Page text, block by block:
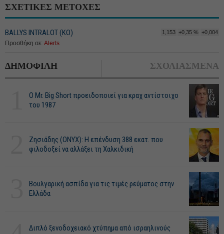
ΣΧΕΤΙΚΕΣ ΜΕΤΟΧΕΣ
BALLYS INTRALOT (ΚΟ) 1,153 +0,35 % +0,004
Προσθήκη σε: Alerts
ΔΗΜΟΦΙΛΗ ΣΧΟΛΙΑΣΜΕΝΑ
O Mr. Big Short προειδοποιεί για κραχ αντίστοιχο
του 1987
Ζησιάδης (ONYX): Η επένδυση 388 εκατ. που
φιλοδοξεί να αλλάξει τη Χαλκιδική
Βουλγαρική ασπίδα για τις τιμές ρεύματος στην
Ελλάδα
Διπλό ξενοδοχειακό χτύπημα από ισραηλινούς